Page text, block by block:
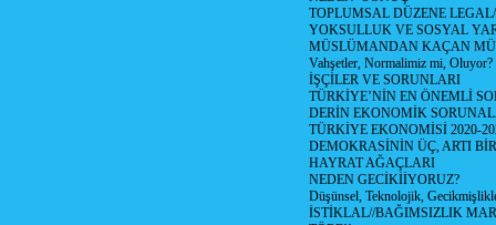
TOPLUMSAL DÜZENE
YOKSULLUK VE SOSYAL
MÜSLÜMANDAN KAÇAN
Vahşetler, Normalimiz mi, Oluyor?
İŞÇİLER VE SORUNLARI
TÜRKİYE’NİN EN ÖNEMLİ
DERİN EKONOMİK
TÜRKİYE EKONOMİSİ 2020-
DEMOKRASİNİN ÜÇ, ARTI
HAYRAT AĞAÇLARI
NEDEN GECİKİİYORUZ?
Düşünsel, Teknolojik,
İSTİKLAL//BAĞIMSIZLIK